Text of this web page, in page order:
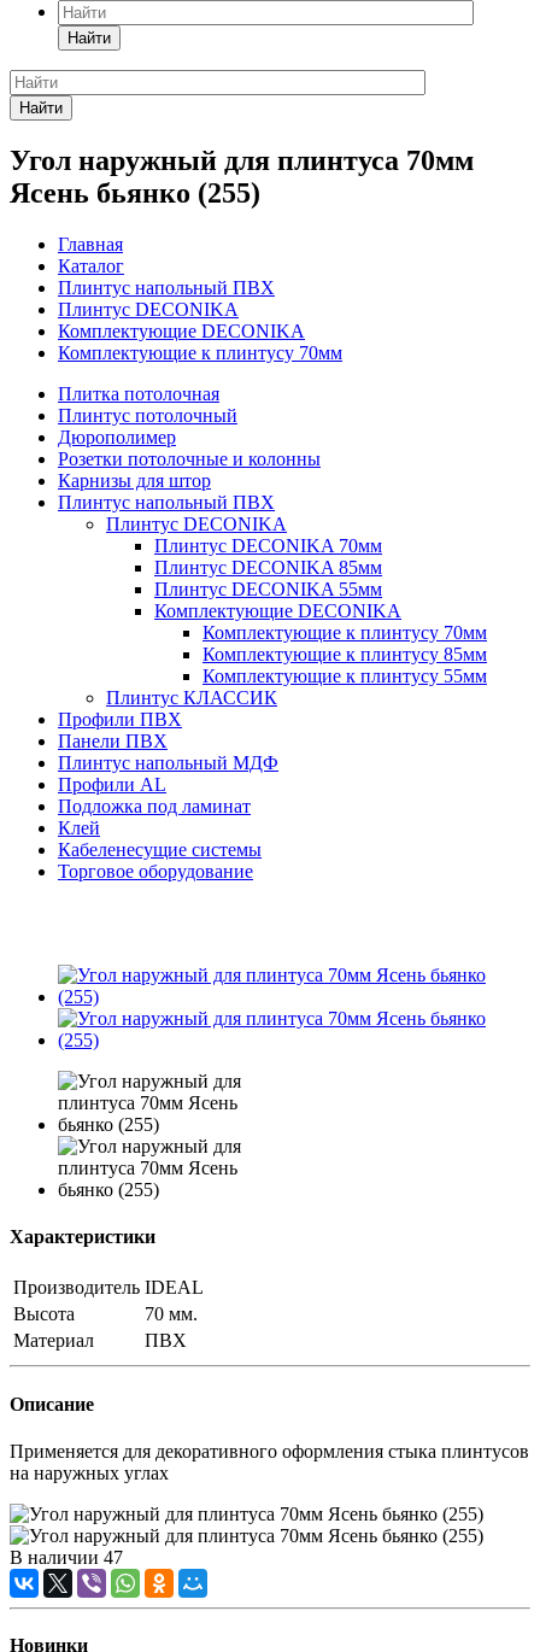
Найти
Найти
Угол наружный для плинтуса 70мм
Ясень бьянко (255)
Главная
Каталог
Плинтус напольный ПВХ
Плинтус DECONIKA
Комплектующие DECONIKA
Комплектующие к плинтусу 70мм
Плитка потолочная
Плинтус потолочный
Дюрополимер
Розетки потолочные и колонны
Карнизы для штор
Плинтус напольный ПВХ
Плинтус DECONIKA
Плинтус DECONIKA 70мм
Плинтус DECONIKA 85мм
Плинтус DECONIKA 55мм
Комплектующие DECONIKA
Комплектующие к плинтусу 70мм
Комплектующие к плинтусу 85мм
Комплектующие к плинтусу 55мм
Плинтус КЛАССИК
Профили ПВХ
Панели ПВХ
Плинтус напольный МДФ
Профили AL
Подложка под ламинат
Клей
Кабеленесущие системы
Торговое оборудование
Характеристики
Производитель IDEAL
Высота
70 мм.
Материал
ПВХ
Описание
Применяется для декоративного оформления стыка плинтусов
на наружных углах
В наличии 47
Новинки